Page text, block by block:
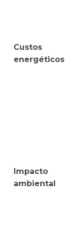
Custos
energéticos
Impacto
ambiental